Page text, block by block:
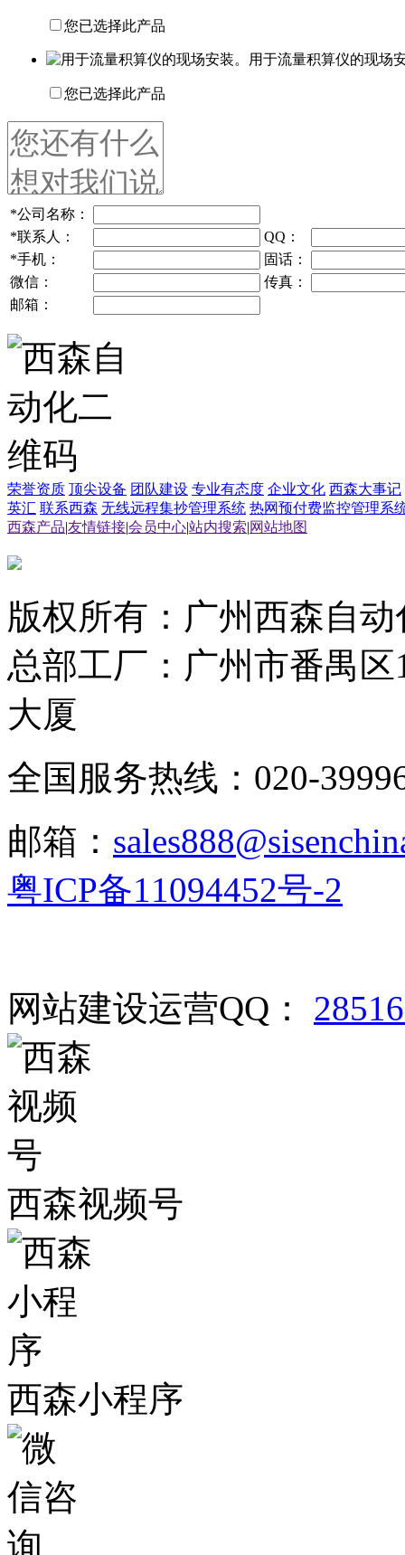
您已选择此产品
用于流量积算仪的现场
您已选择此产品
*公司名称：
*联系人：
QQ：
*手机：
固话：
微信：
传真：
邮箱：
荣誉资质 顶尖设备 团队建设 专业有态度 企业文化 西森大事记
英汇 联系西森 无线远程集抄管理系统 热网预付费监控管理系
西森产品|友情链接|会员中心|站内搜索|网站地图
版权所有：广州西森自
总部工厂：广州市番禺
大厦
全国服务热线：020-
邮箱：
粤ICP备11094452号-2
网站建设运营QQ：
西森视频号
西森小程序